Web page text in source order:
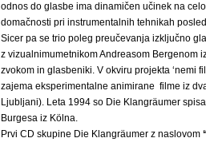
odnos do glasbe ima dinamičen učinek na
domačnosti pri instrumentalnih tehnikah
Sicer pa se trio poleg preučevanja izključno
z vizualnimumetnikom Andreasom Bergenom
zvokom in glasbeniki. V okviru projekta ‘nemi
zajema eksperimentalne animirane filme iz
Ljubljani). Leta 1994 so Die Klangräumer
Burgesa iz Kölna.
Prvi CD skupine Die Klangräumer z naslovom